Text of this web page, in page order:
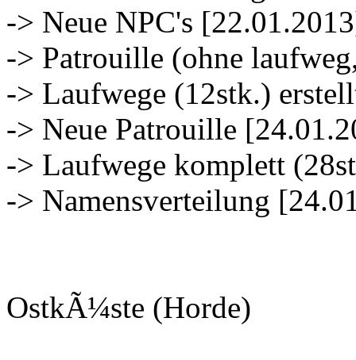
-> Neue NPC's
-> Patrouille (ohne
-> Laufwege (12stk.)
-> Neue Patrouille
-> Laufwege komplett
-> Namensverteilung
OstkÃ¼ste (Horde)